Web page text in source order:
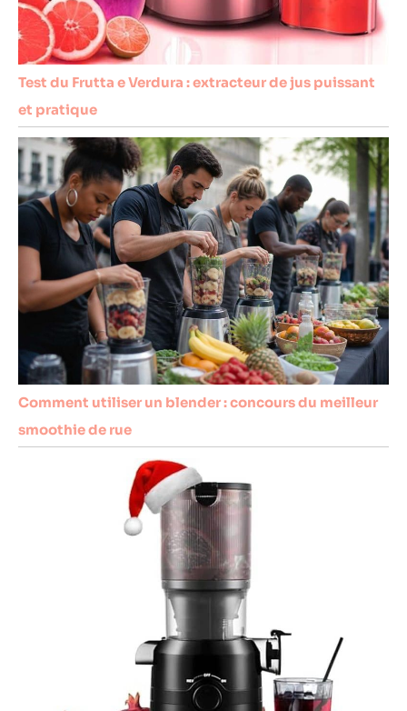
Test du Frutta e Verdura : extracteur de jus puissant
et pratique
Comment utiliser un blender : concours du meilleur
smoothie de rue